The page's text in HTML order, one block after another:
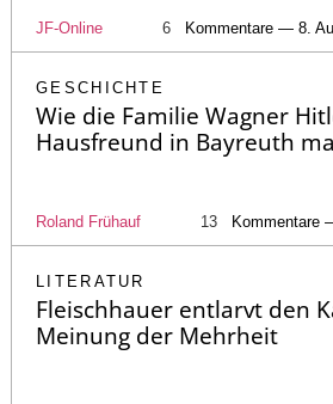
JF-Online 6 Kommentare — 8.
GESCHICHTE
Wie die Familie Wagner
Hausfreund in Bayreuth
Roland Frühauf 13 Kommentare
LITERATUR
Fleischhauer entlarvt den
Meinung der Mehrheit